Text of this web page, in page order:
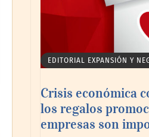
EDITORIAL EXPANSIÓN Y
Crisis económica
los regalos
empresas son